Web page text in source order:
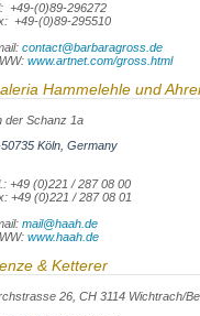
+49-(0)89-296272
+49-(0)89-295510
contact@barbaragross.de
www.artnet.com/gross.html
Hammelehle und
der Schanz 1a
Köln, Germany
+49 (0)221 / 287 08 00
+49 (0)221 / 287 08 01
mail@haah.de
www.haah.de
& Ketterer
26, CH 3114 Wichtrach/